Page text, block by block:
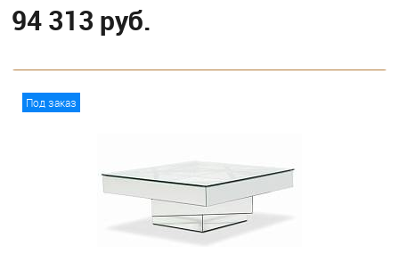
94 313 руб.
Под заказ